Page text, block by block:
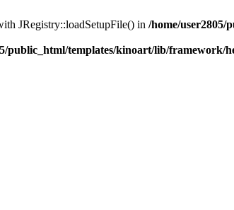
JRegistry::loadSetupFile() in /home/
public_html/templates/kinoart/lib/framework/